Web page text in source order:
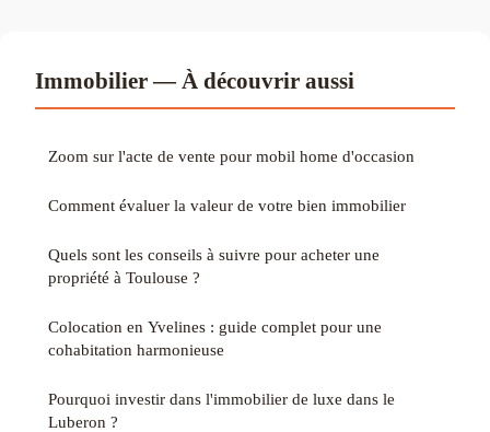
Immobilier — À découvrir aussi
Zoom sur l'acte de vente pour mobil home d'occasion
Comment évaluer la valeur de votre bien immobilier
Quels sont les conseils à suivre pour acheter une
propriété à Toulouse ?
Colocation en Yvelines : guide complet pour une
cohabitation harmonieuse
Pourquoi investir dans l'immobilier de luxe dans le
Luberon ?